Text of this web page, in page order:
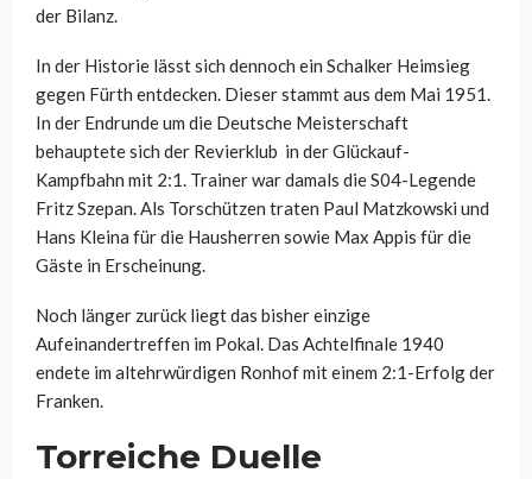
der Bilanz.
In der Historie lässt sich dennoch ein Schalker Heimsieg
gegen Fürth entdecken. Dieser stammt aus dem Mai 1951.
In der Endrunde um die Deutsche Meisterschaft
behauptete sich der Revierklub in der Glückauf-
Kampfbahn mit 2:1. Trainer war damals die S04-Legende
Fritz Szepan. Als Torschützen traten Paul Matzkowski und
Hans Kleina für die Hausherren sowie Max Appis für die
Gäste in Erscheinung.
Noch länger zurück liegt das bisher einzige
Aufeinandertreffen im Pokal. Das Achtelfinale 1940
endete im altehrwürdigen Ronhof mit einem 2:1-Erfolg der
Franken.
Torreiche Duelle